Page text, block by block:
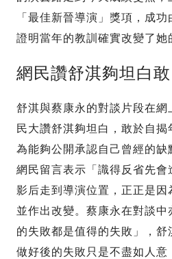
「最佳新晉導演」獎項，成功
證明當年的教訓確實改變了她
網民讚舒淇夠坦白
舒淇與蔡康永的對談片段在網
民大讚舒淇夠坦白，敢於自
為能夠公開承認自己曾經的
網民留言表示「識得反省先會
影后走到導演位置，正正是因
並作出改變。蔡康永在對談中
的失敗都是值得的失敗」，舒
做好後的失敗只是不盡如人意